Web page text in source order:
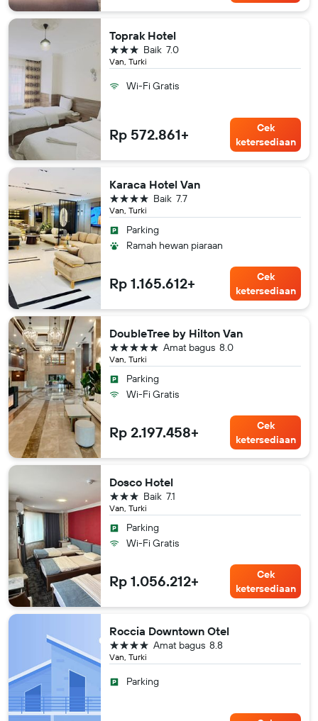
Toprak Hotel
Van, Turki
7.0
Baik
bintang 3
Wi-Fi Gratis
Rp 572.861+
Cek
ketersediaan
Karaca Hotel Van
Van, Turki
7.7
Baik
bintang 4
Parking
Ramah hewan piaraan
Rp 1.165.612+
Cek
ketersediaan
DoubleTree by Hilton Van
Van, Turki
8.0
Amat bagus
bintang 5
Parking
Wi-Fi Gratis
Rp 2.197.458+
Cek
ketersediaan
Dosco Hotel
Van, Turki
7.1
Baik
bintang 3
Parking
Wi-Fi Gratis
Rp 1.056.212+
Cek
ketersediaan
Roccia Downtown Otel
Van, Turki
8.8
Amat bagus
bintang 4
Parking